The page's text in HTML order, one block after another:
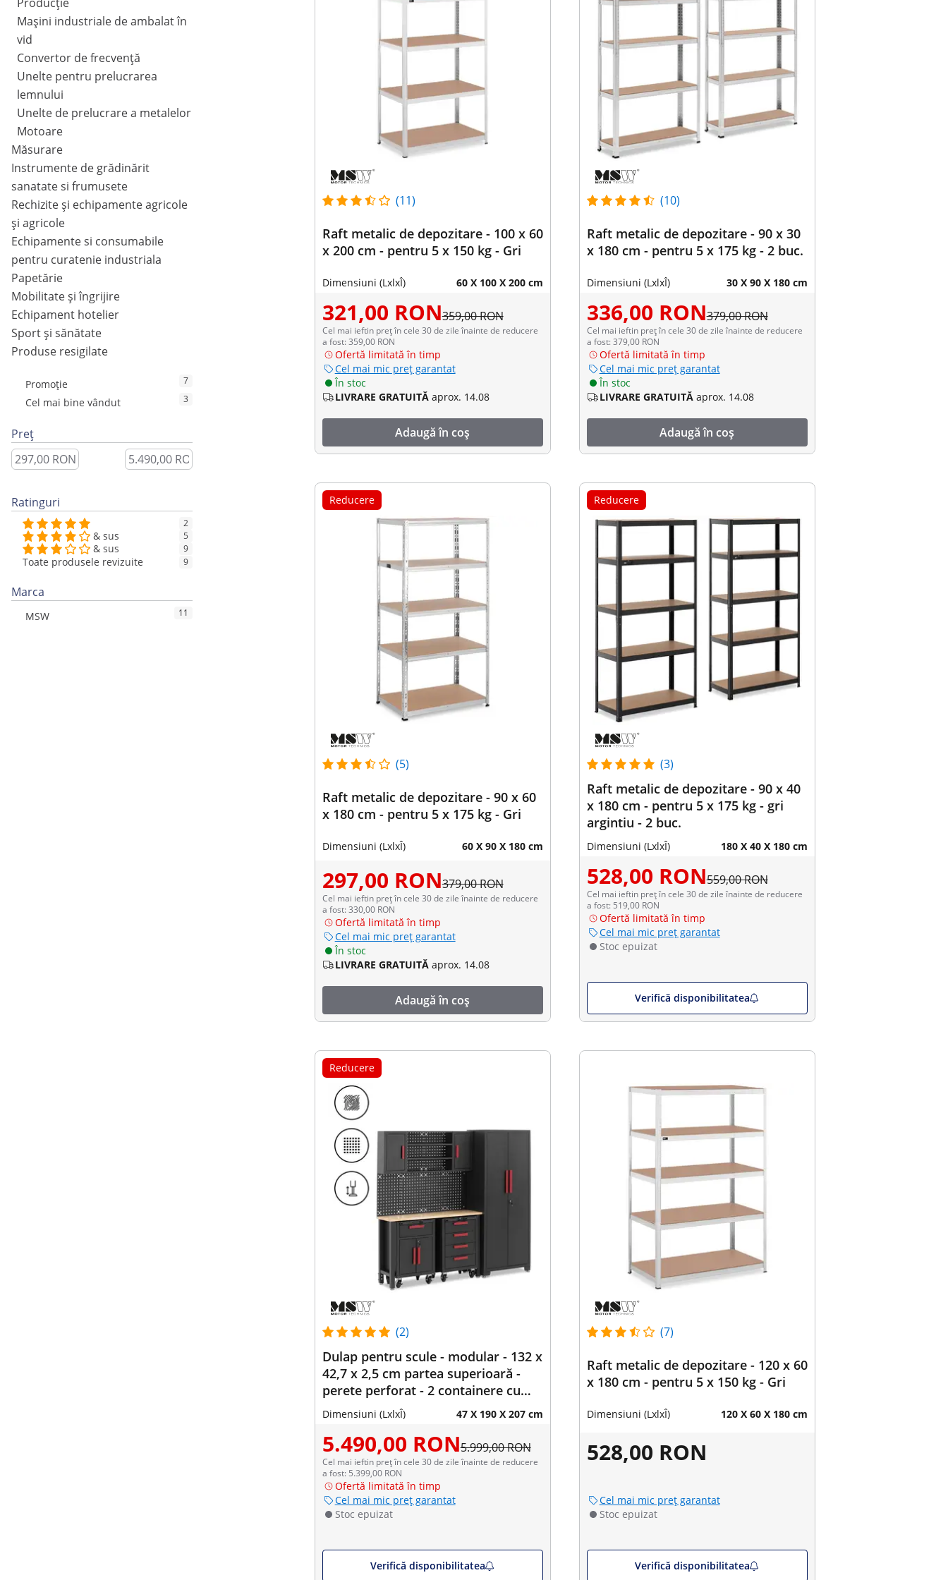
Mașini industriale de ambalat în
vid
Convertor de frecvență
Unelte pentru prelucrarea
lemnului
Unelte de prelucrare a metalelor
Motoare
Măsurare
Instrumente de grădinărit
sanatate si frumusete
Rechizite și echipamente agricole
și agricole
Echipamente si consumabile
pentru curatenie industriala
Papetărie
Mobilitate și îngrijire
Echipament hotelier
Sport și sănătate
Produse resigilate
Promoție 7
Cel mai bine vândut 3
Preț
Ratinguri
2
& sus 5
& sus 9
Toate produsele revizuite 9
Marca
MSW 11
(11)
Raft metalic de depozitare - 100 x 60
x 200 cm - pentru 5 x 150 kg - Gri
Dimensiuni (LxlxÎ) 60 X 100 X 200 cm
321,00 RON359,00 RON
Cel mai ieftin preț în cele 30 de zile înainte de reducere
a fost: 359,00 RON
Ofertă limitată în timp
Cel mai mic preț garantat
În stoc
LIVRARE GRATUITĂ aprox. 14.08
Adaugă în coș
(10)
Raft metalic de depozitare - 90 x 30
x 180 cm - pentru 5 x 175 kg - 2 buc.
Dimensiuni (LxlxÎ) 30 X 90 X 180 cm
336,00 RON379,00 RON
Cel mai ieftin preț în cele 30 de zile înainte de reducere
a fost: 379,00 RON
Ofertă limitată în timp
Cel mai mic preț garantat
În stoc
LIVRARE GRATUITĂ aprox. 14.08
Adaugă în coș
Reducere
(5)
Raft metalic de depozitare - 90 x 60
x 180 cm - pentru 5 x 175 kg - Gri
Dimensiuni (LxlxÎ) 60 X 90 X 180 cm
297,00 RON379,00 RON
Cel mai ieftin preț în cele 30 de zile înainte de reducere
a fost: 330,00 RON
Ofertă limitată în timp
Cel mai mic preț garantat
În stoc
LIVRARE GRATUITĂ aprox. 14.08
Adaugă în coș
Reducere
(3)
Raft metalic de depozitare - 90 x 40
x 180 cm - pentru 5 x 175 kg - gri
argintiu - 2 buc.
Dimensiuni (LxlxÎ) 180 X 40 X 180 cm
528,00 RON559,00 RON
Cel mai ieftin preț în cele 30 de zile înainte de reducere
a fost: 519,00 RON
Ofertă limitată în timp
Cel mai mic preț garantat
Stoc epuizat
Verifică disponibilitatea
Reducere
(2)
Dulap pentru scule - modular - 132 x
42,7 x 2,5 cm partea superioară -
perete perforat - 2 containere cu
role - cu încuietoare
Dimensiuni (LxlxÎ) 47 X 190 X 207 cm
5.490,00 RON5.999,00 RON
Cel mai ieftin preț în cele 30 de zile înainte de reducere
a fost: 5.399,00 RON
Ofertă limitată în timp
Cel mai mic preț garantat
Stoc epuizat
Verifică disponibilitatea
(7)
Raft metalic de depozitare - 120 x 60
x 180 cm - pentru 5 x 150 kg - Gri
Dimensiuni (LxlxÎ) 120 X 60 X 180 cm
528,00 RON
Cel mai mic preț garantat
Stoc epuizat
Verifică disponibilitatea